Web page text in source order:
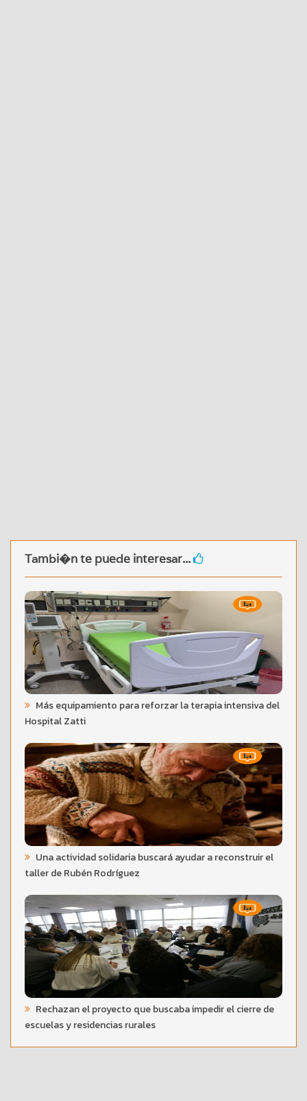
Tambi�n te puede interesar...
Más equipamiento para reforzar la terapia intensiva del
Hospital Zatti
Una actividad solidaria buscará ayudar a reconstruir el
taller de Rubén Rodríguez
Rechazan el proyecto que buscaba impedir el cierre de
escuelas y residencias rurales